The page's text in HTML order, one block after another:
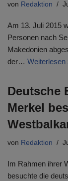
von Redaktion
Am 13. Juli 2015
Personen nach
Makedonien
der… Weiterlesen
Deutsche
Merkel
von Redaktion
Im Rahmen ihrer
besuchte die